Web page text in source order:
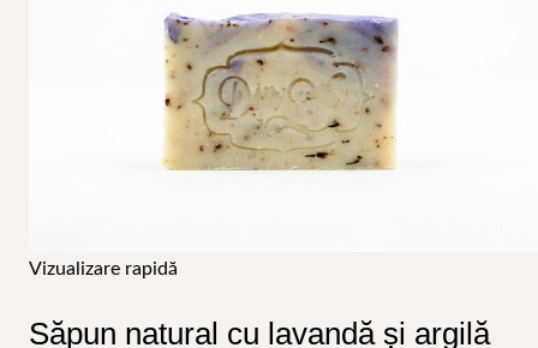
Vizualizare rapidă
Săpun natural cu lavandă și argilă